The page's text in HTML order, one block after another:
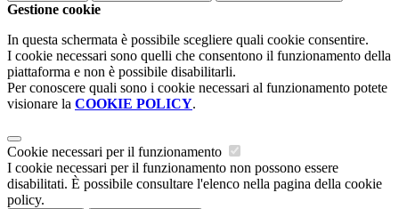
Gestione cookie
In questa schermata è possibile scegliere quali cookie consentire.
I cookie necessari sono quelli che consentono il funzionamento della
piattaforma e non è possibile disabilitarli.
Per conoscere quali sono i cookie necessari al funzionamento potete
visionare la COOKIE POLICY.
Cookie necessari per il funzionamento
I cookie necessari per il funzionamento non possono essere
disabilitati. È possibile consultare l'elenco nella pagina della cookie
policy.